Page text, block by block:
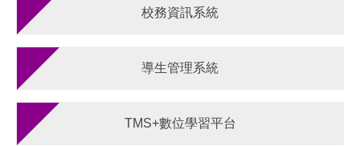
校務資訊系統
導生管理系統
TMS+數位學習平台